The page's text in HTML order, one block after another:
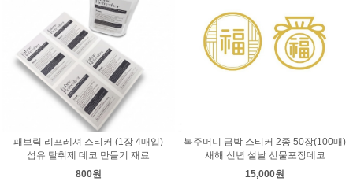
패브릭 리프레셔 스티커 (1장 4매입)
섬유 탈취제 데코 만들기 재료
800원
복주머니 금박 스티커 2종 50장(100매)
새해 신년 설날 선물포장데코
15,000원